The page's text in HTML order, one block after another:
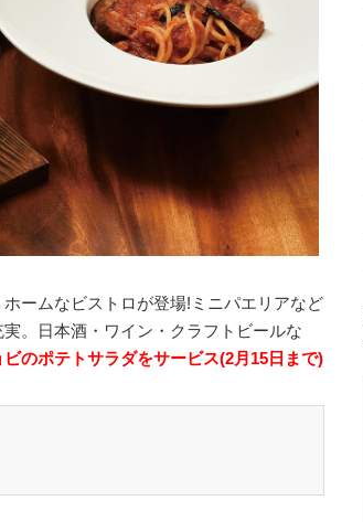
ームなビストロが登場!ミニパエリアなど
。日本酒・ワイン・クラフトビールな
のポテトサラダをサービス(2月15日まで)